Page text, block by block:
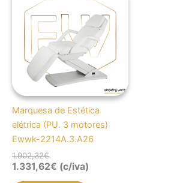
Marquesa de Estética
elétrica (PU. 3 motores)
Ewwk-2214A.3.A26
1.902,32€
era:
1.902,32€.
é:
1.331,62€.
1.331,62€ (c/iva)